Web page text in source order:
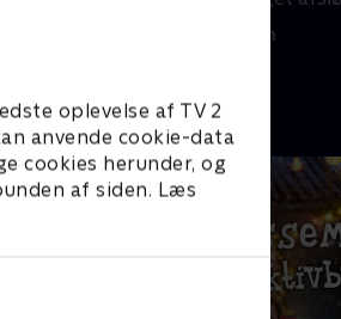
oplevelse af TV 2
anvende cookie-data
cookies herunder, og
af siden. Læs
1. maj 2023 • 15 min